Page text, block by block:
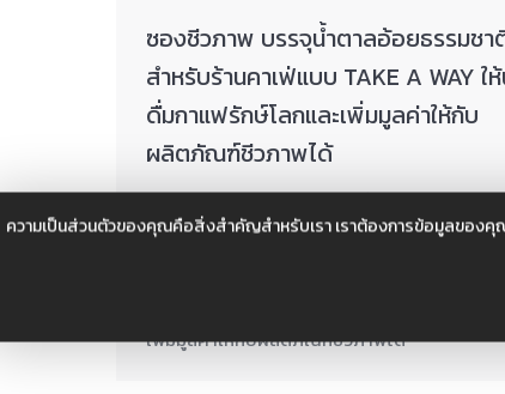
ความเป็นส่วนตัวของคุณคือสิ่งสำคัญสำหรับเรา เราต้องการข้อมูลของคุ
ซองชีวภาพ บรรจุน้ำตาลอ้อยธรรมชา
สำหรับร้านคาเฟ่แบบ TAKE A WAY ใ
ดื่มกาแฟรักษ์โลกและเพิ่มมูลค่าให้กับ
ผลิตภัณฑ์ชีวภาพได้
ความรู้,นวัตกรรม,บทความ,สาระน่ารู้ Byitcadmin
กันยายน 2, 2022
เพิ่มมูลค่าให้กับผลิตภัณฑ์ชีวภาพได้